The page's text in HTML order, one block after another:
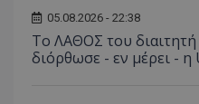
05.08.2026 - 22:38
Το ΛΑΘΟΣ του
διόρθωσε - εν μέρει - η